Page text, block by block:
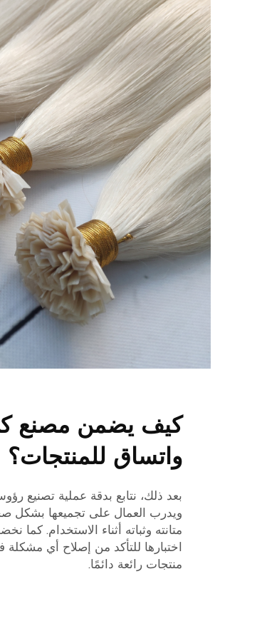
كيف يضمن مصنع
واتساق للمنتجات؟
ويدرب العمال على تجميعها بشكل
متانته وثباته أثناء الاستخدام. كما
اختبارها للتأكد من إصلاح أي مشكلة
منتجات رائعة دائمًا.